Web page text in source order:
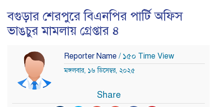
বগুড়ার শেরপুরে বিএনপির পার্টি অফিস
ভাঙচুর মামলায় গ্রেপ্তার ৪
Reporter Name / ১৫০ Time View
মঙ্গলবার, ১৬ ডিসেম্বর, ২০২৫
Share